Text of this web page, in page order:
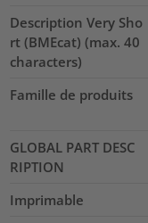
Description Very Sho
rt (BMEcat) (max. 40
characters)
Famille de produits
GLOBAL PART DESC
RIPTION
Imprimable